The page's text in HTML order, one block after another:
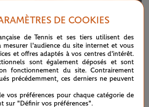
Play
DE COOKIES
de Tennis et ses tiers utilisent des
mesurer l'audience du site internet et vous
et offres adaptés à vos centres d'intérêt.
sont également déposés et sont
fonctionnement du site. Contrairement
précédemment, ces derniers ne peuvent
vos préférences pour chaque catégorie de
sur "Définir vos préférences".